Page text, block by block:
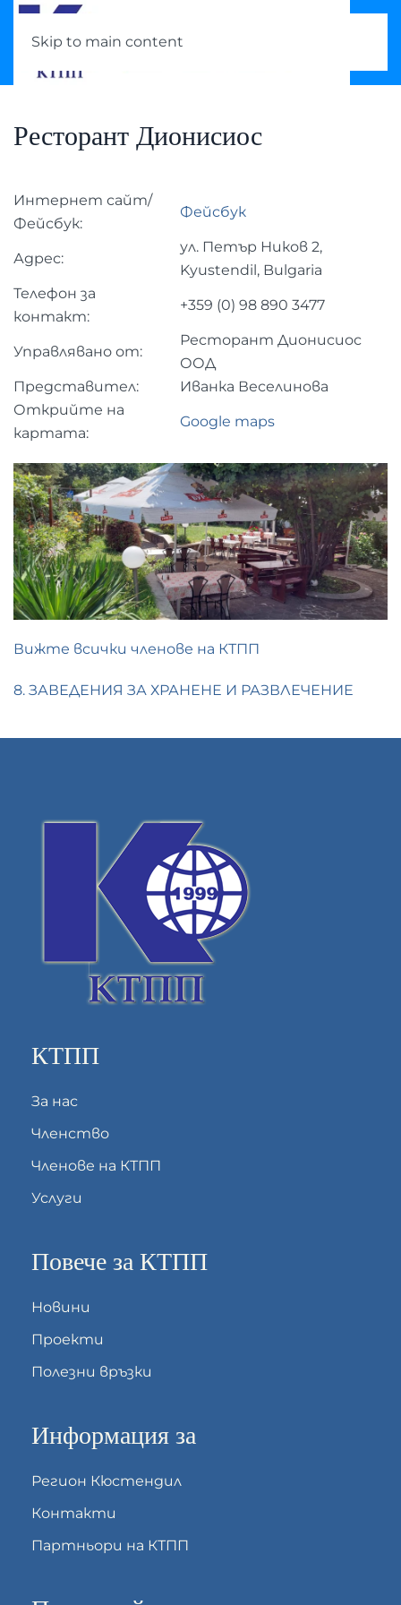
Skip to main content
Ресторант Дионисиос
Интернет сайт/
Фейсбук:
Фейсбук
Адрес:
ул. Петър Ников 2,
Kyustendil, Bulgaria
Телефон за
контакт:
+359 (0) 98 890 3477
Управлявано от:
Ресторант Дионисиос
ООД
Представител:
Иванка Веселинова
Открийте на
картата:
Google maps
Вижте всички членове на КТПП
8. ЗАВЕДЕНИЯ ЗА ХРАНЕНЕ И РАЗВЛЕЧЕНИЕ
КТПП
За нас
Членство
Членове на КТПП
Услуги
Повече за КТПП
Новини
Проекти
Полезни връзки
Информация за
Регион Кюстендил
Контакти
Партньори на КТПП